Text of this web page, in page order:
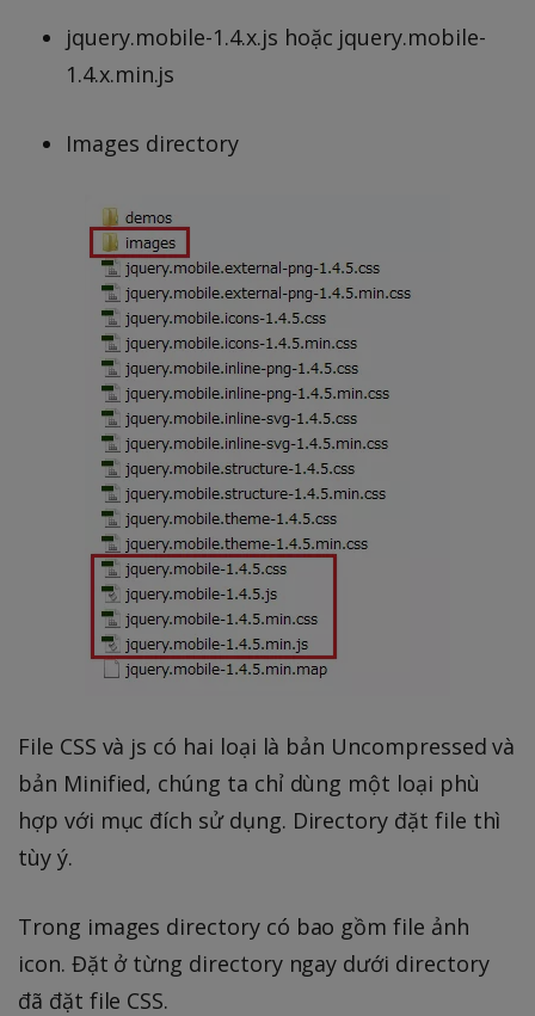
jquery.mobile-1.4.x.js hoặc jquery.mobile-
1.4.x.min.js
Images directory
File CSS và js có hai loại là bản Uncompressed và
bản Minified, chúng ta chỉ dùng một loại phù
hợp với mục đích sử dụng. Directory đặt file thì
tùy ý.
Trong images directory có bao gồm file ảnh
icon. Đặt ở từng directory ngay dưới directory
đã đặt file CSS.